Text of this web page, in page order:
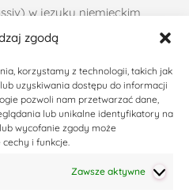
zgodą
korzystamy z technologii, takich jak
uzyskiwania dostępu do informacji
pozwoli nam przetwarzać dane,
lub unikalne identyfikatory na
wycofanie zgody może
i funkcje.
Zawsze aktywne
w języku niemieckim
czyli jak podawać daty w…
niemieckim –…
niemiecku – 37 propozycji
podsumowanie akcji